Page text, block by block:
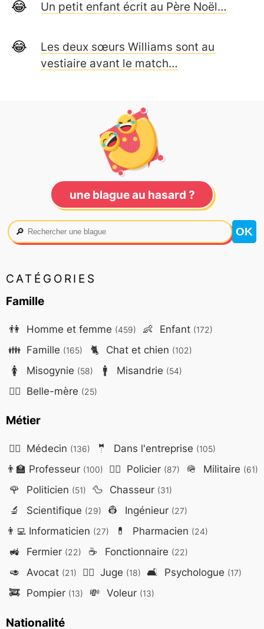
Un petit enfant écrit au Père Noël…
Les deux sœurs Williams sont au
vestiaire avant le match…
une blague au hasard ?
🔎
CATÉGORIES
Famille
👫 Homme et femme (459) 👶 Enfant (172)
👪 Famille (165) 🐈 Chat et chien (102)
🚺 Misogynie (58) 🚹 Misandrie (54)
🤷‍♀️ Belle-mère (25)
Métier
👨‍⚕️ Médecin (136) 🤵 Dans l'entreprise (105)
👨‍🏫 Professeur (100) 👮‍♂️ Policier (87) 🪖 Militaire (61)
🌹 Politicien (51) 🦆 Chasseur (31)
🔬 Scientifique (29) 👷 Ingénieur (27)
👨‍💻Informaticien (27) 💊 Pharmacien (24)
🚜 Fermier (22) ☕ Fonctionnaire (22)
🥑 Avocat (21) 👨‍⚖️ Juge (18) 🛋️ Psychologue (17)
🚒 Pompier (13) 💸 Voleur (13)
Nationalité